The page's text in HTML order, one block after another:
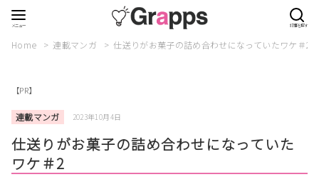
Home 連載マンガ 仕送りがお菓子の詰め合わせになっていたワケ＃2
【PR】
連載マンガ 2023年10月4日
仕送りがお菓子の詰め合わせになっていた
ワケ＃2